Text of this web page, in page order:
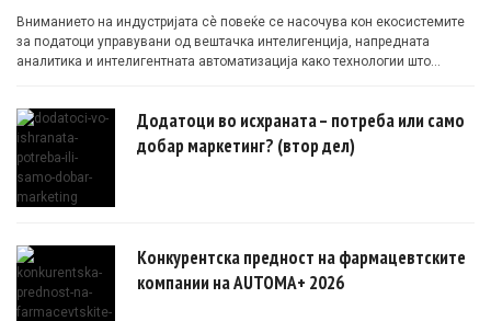
Вниманието на индустријата сè повеќе се насочува кон екосистемите
за податоци управувани од вештачка интелигенција, напредната
аналитика и интелигентната автоматизација како технологии што
Додатоци во исхраната – потреба или само
добар маркетинг? (втор дел)
Конкурентска предност на фармацевтските
компании на AUTOMA+ 2026